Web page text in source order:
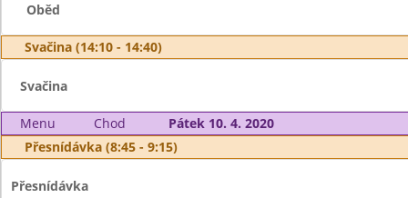
Oběd
Svačina (14:10 - 14:40)
Svačina
Menu Chod
Pátek 10. 4. 2020
Přesnídávka (8:45 - 9:15)
Přesnídávka